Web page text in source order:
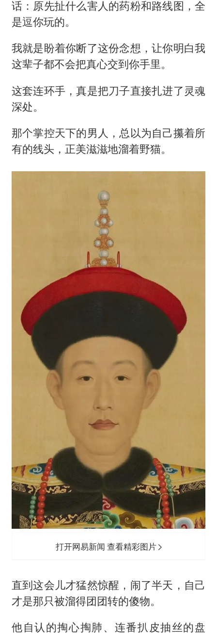
话：原先扯什么害人的药粉和路线图，全
是逗你玩的。
我就是盼着你断了这份念想，让你明白我
这辈子都不会把真心交到你手里。
这套连环手，真是把刀子直接扎进了灵魂
深处。
那个掌控天下的男人，总以为自己攥着所
有的线头，正美滋滋地溜着野猫。
打开网易新闻 查看精彩图片
直到这会儿才猛然惊醒，闹了半天，自己
才是那只被溜得团团转的傻物。
他自认的掏心掏肺、连番扒皮抽丝的盘